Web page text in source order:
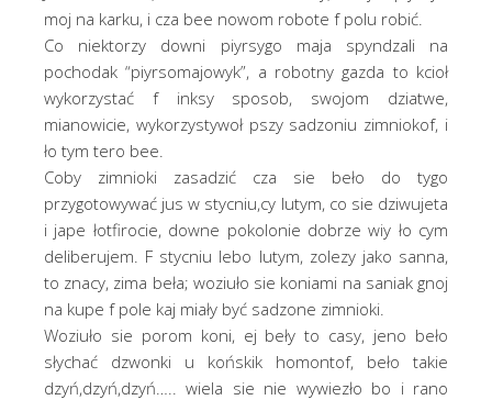
moj na karku, i cza bee nowom robote f polu robić.
Co niektorzy downi piyrsygo maja spyndzali na
pochodak “piyrsomajowyk”, a robotny gazda to kcioł
wykorzystać f inksy sposob, swojom dziatwe,
mianowicie, wykorzystywoł pszy sadzoniu zimniokof, i
ło tym tero bee.
Coby zimnioki zasadzić cza sie beło do tygo
przygotowywać jus w stycniu,cy lutym, co sie dziwujeta
i jape łotfirocie, downe pokolonie dobrze wiy ło cym
deliberujem. F stycniu lebo lutym, zolezy jako sanna,
to znacy, zima beła; woziuło sie koniami na saniak gnoj
na kupe f pole kaj miały być sadzone zimnioki.
Woziuło sie porom koni, ej beły to casy, jeno beło
słychać dzwonki u końskik homontof, beło takie
dzyń,dzyń,dzyń….. wiela sie nie wywiezło bo i rano